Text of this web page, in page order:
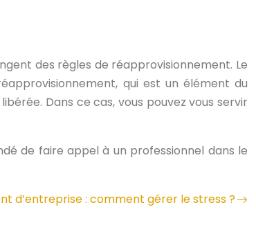
des règles de réapprovisionnement. Le
qui est un élément du
Dans ce cas, vous pouvez vous servir
de faire appel à un professionnel dans le
d’entreprise : comment gérer le stress ?